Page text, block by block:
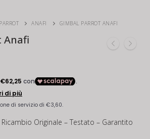
PARROT ANAFI GIMBAL PARROT ANAFI
Anafi
Originale – Testato – Garantito